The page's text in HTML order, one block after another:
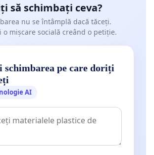
să schimbați ceva?
nu se întâmplă dacă tăceți.
o mișcare socială creând o petiție.
schimbarea pe care doriți
AI